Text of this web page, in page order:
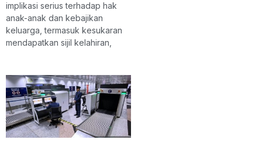
implikasi serius terhadap hak
anak-anak dan kebajikan
keluarga, termasuk kesukaran
mendapatkan sijil kelahiran,